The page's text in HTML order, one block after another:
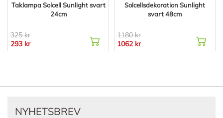
Taklampa Solcell Sunlight svart
24cm
325 kr
293 kr
Solcellsdekoration Sunlight
svart 48cm
1180 kr
1062 kr
NYHETSBREV